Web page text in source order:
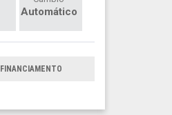
Automático
FINANCIAMENTO